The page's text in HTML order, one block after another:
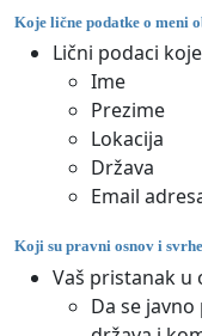
Koje lične podatke o meni
Lični podaci
Ime
Prezime
Lokacija
Država
Email
Koji su pravni osnov i
Vaš pristanak u
Da se